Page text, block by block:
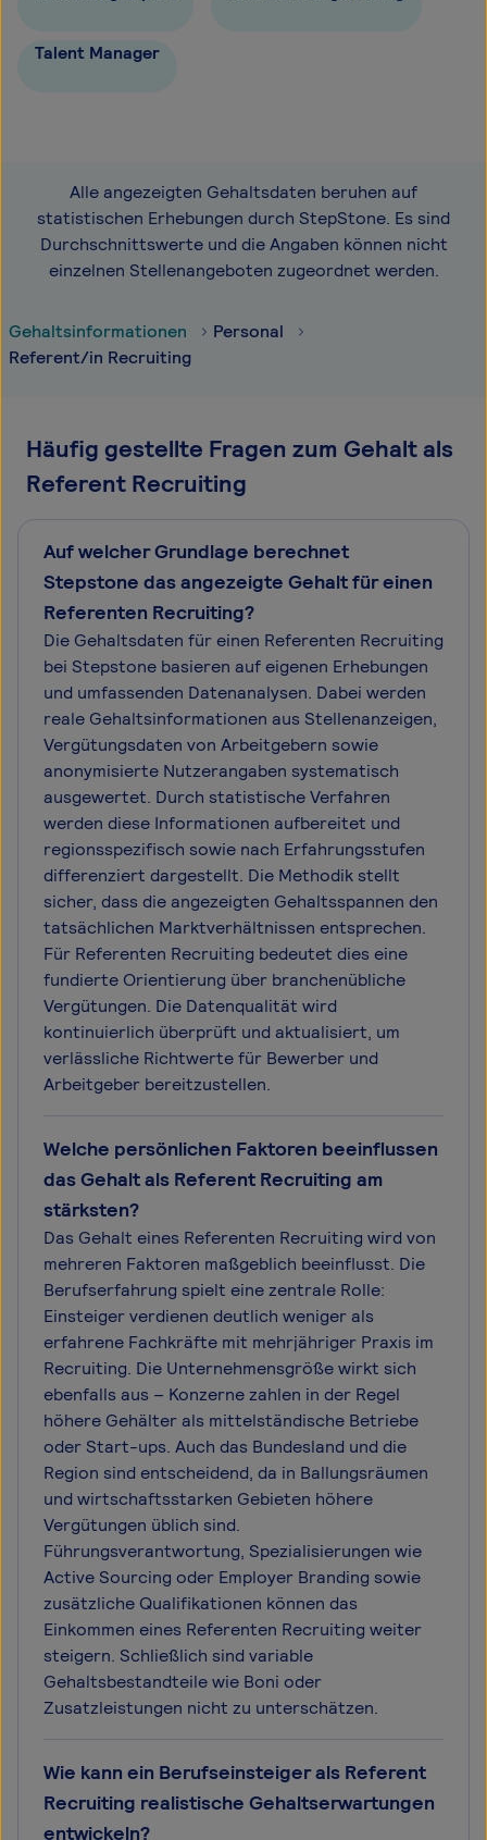
Talent Manager
Alle angezeigten Gehaltsdaten beruhen auf
statistischen Erhebungen durch StepStone. Es sind
Durchschnittswerte und die Angaben können nicht
einzelnen Stellenangeboten zugeordnet werden.
Gehaltsinformationen
Personal
Referent/in Recruiting
Häufig gestellte Fragen zum Gehalt als
Referent Recruiting
Auf welcher Grundlage berechnet
Stepstone das angezeigte Gehalt für einen
Referenten Recruiting?
Die Gehaltsdaten für einen Referenten Recruiting
bei Stepstone basieren auf eigenen Erhebungen
und umfassenden Datenanalysen. Dabei werden
reale Gehaltsinformationen aus Stellenanzeigen,
Vergütungsdaten von Arbeitgebern sowie
anonymisierte Nutzerangaben systematisch
ausgewertet. Durch statistische Verfahren
werden diese Informationen aufbereitet und
regionsspezifisch sowie nach Erfahrungsstufen
differenziert dargestellt. Die Methodik stellt
sicher, dass die angezeigten Gehaltsspannen den
tatsächlichen Marktverhältnissen entsprechen.
Für Referenten Recruiting bedeutet dies eine
fundierte Orientierung über branchenübliche
Vergütungen. Die Datenqualität wird
kontinuierlich überprüft und aktualisiert, um
verlässliche Richtwerte für Bewerber und
Arbeitgeber bereitzustellen.
Welche persönlichen Faktoren beeinflussen
das Gehalt als Referent Recruiting am
stärksten?
Das Gehalt eines Referenten Recruiting wird von
mehreren Faktoren maßgeblich beeinflusst. Die
Berufserfahrung spielt eine zentrale Rolle:
Einsteiger verdienen deutlich weniger als
erfahrene Fachkräfte mit mehrjähriger Praxis im
Recruiting. Die Unternehmensgröße wirkt sich
ebenfalls aus – Konzerne zahlen in der Regel
höhere Gehälter als mittelständische Betriebe
oder Start-ups. Auch das Bundesland und die
Region sind entscheidend, da in Ballungsräumen
und wirtschaftsstarken Gebieten höhere
Vergütungen üblich sind.
Führungsverantwortung, Spezialisierungen wie
Active Sourcing oder Employer Branding sowie
zusätzliche Qualifikationen können das
Einkommen eines Referenten Recruiting weiter
steigern. Schließlich sind variable
Gehaltsbestandteile wie Boni oder
Zusatzleistungen nicht zu unterschätzen.
Wie kann ein Berufseinsteiger als Referent
Recruiting realistische Gehaltserwartungen
entwickeln?